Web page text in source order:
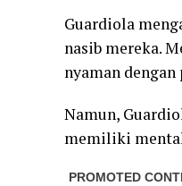
Guardiola
nasib mereka.
nyaman
Namun,
memiliki